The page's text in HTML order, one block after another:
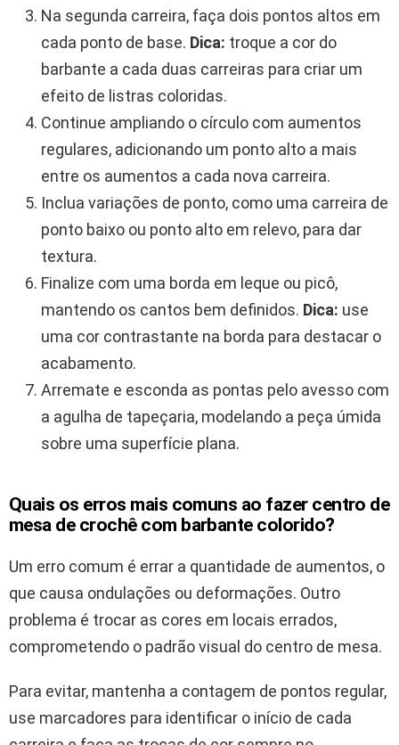
Na segunda carreira, faça dois pontos altos em
cada ponto de base. Dica: troque a cor do
barbante a cada duas carreiras para criar um
efeito de listras coloridas.
Continue ampliando o círculo com aumentos
regulares, adicionando um ponto alto a mais
entre os aumentos a cada nova carreira.
Inclua variações de ponto, como uma carreira de
ponto baixo ou ponto alto em relevo, para dar
textura.
Finalize com uma borda em leque ou picô,
mantendo os cantos bem definidos. Dica: use
uma cor contrastante na borda para destacar o
acabamento.
Arremate e esconda as pontas pelo avesso com
a agulha de tapeçaria, modelando a peça úmida
sobre uma superfície plana.
Quais os erros mais comuns ao fazer centro de
mesa de crochê com barbante colorido?
Um erro comum é errar a quantidade de aumentos, o
que causa ondulações ou deformações. Outro
problema é trocar as cores em locais errados,
comprometendo o padrão visual do centro de mesa.
Para evitar, mantenha a contagem de pontos regular,
use marcadores para identificar o início de cada